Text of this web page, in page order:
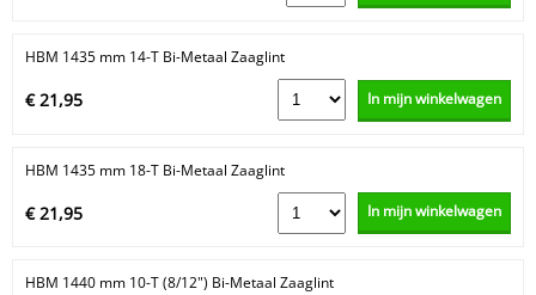
HBM 1435 mm 14-T Bi-Metaal Zaaglint
€ 21,95 In mijn winkelwagen
HBM 1435 mm 18-T Bi-Metaal Zaaglint
€ 21,95 In mijn winkelwagen
HBM 1440 mm 10-T (8/12") Bi-Metaal Zaaglint